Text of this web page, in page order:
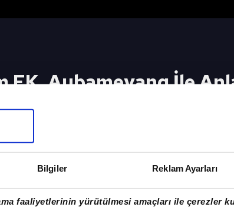
Bilgiler Reklam Ayarları
faaliyetlerinin yürütülmesi amaçları ile çerezler
FK, Aubameyang İle
Tıkla